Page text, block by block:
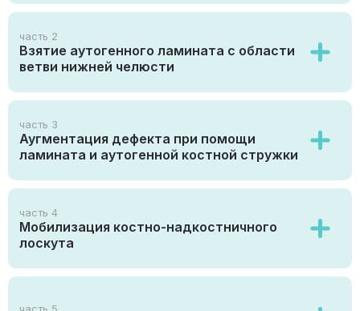
часть 2
Взятие аутогенного ламината с области
ветви нижней челюсти
часть 3
Аугментация дефекта при помощи
ламината и аутогенной костной стружки
часть 4
Мобилизация костно-надкостничного
лоскута
часть 5